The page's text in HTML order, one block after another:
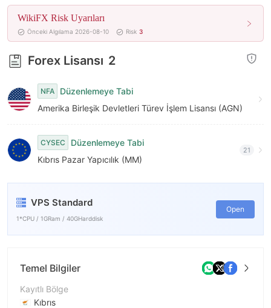
9
WikiFX Risk Uyarıları
Önceki Algılama 2026-08-10 Risk 3
Forex Lisansı 2
NFA
Düzenlemeye Tabi
Amerika Birleşik Devletleri Türev İşlem Lisansı (AGN)
CYSEC
Düzenlemeye Tabi
Kıbrıs Pazar Yapıcılık (MM)
21
VPS Standard
1*CPU / 1GRam / 40GHarddisk
Open
Temel Bilgiler
Kayıtlı Bölge
Kıbrıs